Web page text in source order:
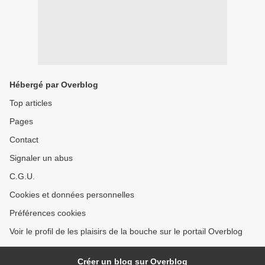
Hébergé par Overblog
Top articles
Pages
Contact
Signaler un abus
C.G.U.
Cookies et données personnelles
Préférences cookies
Voir le profil de les plaisirs de la bouche sur le portail Overblog
Créer un blog sur Overblog